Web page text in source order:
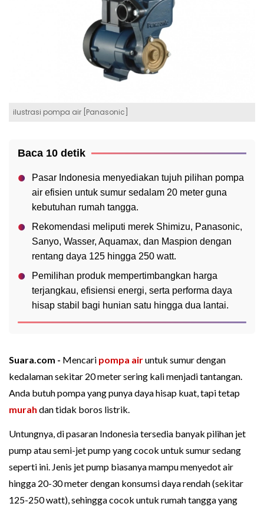
ilustrasi pompa air [Panasonic]
Baca 10 detik
Pasar Indonesia menyediakan tujuh pilihan pompa
air efisien untuk sumur sedalam 20 meter guna
kebutuhan rumah tangga.
Rekomendasi meliputi merek Shimizu, Panasonic,
Sanyo, Wasser, Aquamax, dan Maspion dengan
rentang daya 125 hingga 250 watt.
Pemilihan produk mempertimbangkan harga
terjangkau, efisiensi energi, serta performa daya
hisap stabil bagi hunian satu hingga dua lantai.
Suara.com - Mencari pompa airuntuk sumur dengan
kedalaman sekitar 20 meter sering kali menjadi tantangan.
Anda butuh pompa yang punya daya hisap kuat, tapi tetap
murah dan tidak boros listrik.
Untungnya, di pasaran Indonesia tersedia banyak pilihan jet
pump atau semi-jet pump yang cocok untuk sumur sedang
seperti ini. Jenis jet pump biasanya mampu menyedot air
hingga 20-30 meter dengan konsumsi daya rendah (sekitar
125-250 watt), sehingga cocok untuk rumah tangga yang